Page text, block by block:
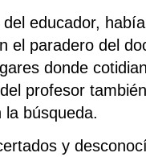
educador,
el paradero del
donde
profesor
la búsqueda.
y